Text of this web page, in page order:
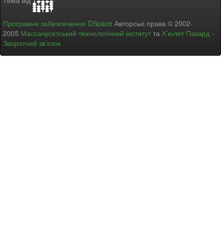
Програмне забезпечення DSpace Авторські права © 2002-
2005 Массачусетський технологічний інститут та Х’юлет Пакард -
Зворотний зв’язок